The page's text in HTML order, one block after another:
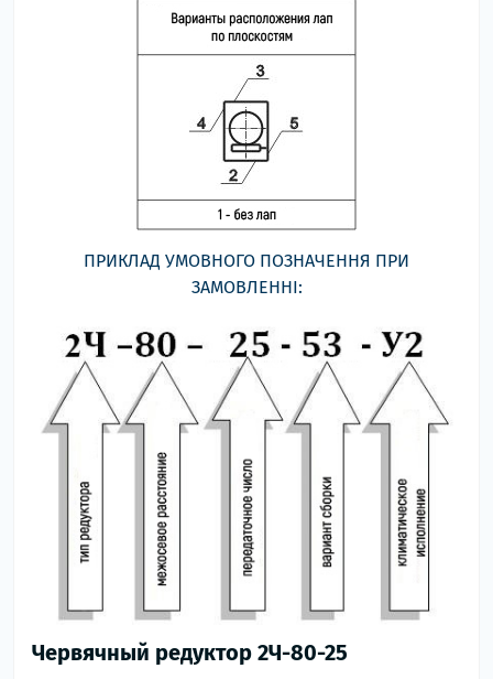
ПРИКЛАД УМОВНОГО ПОЗНАЧЕННЯ ПРИ
ЗАМОВЛЕННІ:
Червячный редуктор 2Ч-80-25